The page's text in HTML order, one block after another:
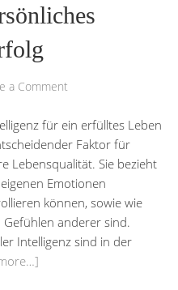
a Comment
für ein erfülltes Leben
Faktor für
Lebensqualität. Sie bezieht
Emotionen
können, sowie wie
anderer sind.
Intelligenz sind in der